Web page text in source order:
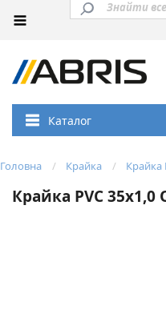
Каталог
Головна Крайка Крайка
Крайка PVC 35x1,0